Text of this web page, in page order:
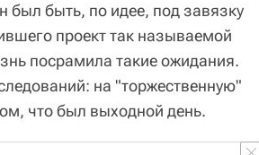
был быть, по идее, под завязку
проект так называемой
посрамила такие ожидания.
на "торжественную"
что был выходной день.